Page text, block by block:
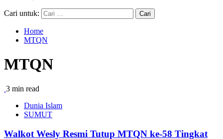
Cari untuk:
Home
MTQN
MTQN
3 min read
Dunia Islam
SUMUT
Walkot Wesly Resmi Tutup MTQN ke-58 Tingkat